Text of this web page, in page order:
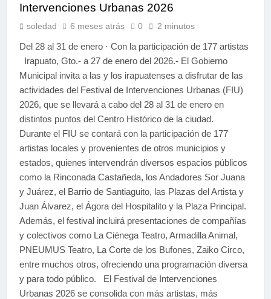
Intervenciones Urbanas 2026
soledad 6 meses atrás 0 2 minutos
Del 28 al 31 de enero · Con la participación de 177 artistas
Irapuato, Gto.- a 27 de enero del 2026.- El Gobierno
Municipal invita a las y los irapuatenses a disfrutar de las
actividades del Festival de Intervenciones Urbanas (FIU)
2026, que se llevará a cabo del 28 al 31 de enero en
distintos puntos del Centro Histórico de la ciudad.
Durante el FIU se contará con la participación de 177
artistas locales y provenientes de otros municipios y
estados, quienes intervendrán diversos espacios públicos
como la Rinconada Castañeda, los Andadores Sor Juana
y Juárez, el Barrio de Santiaguito, las Plazas del Artista y
Juan Álvarez, el Ágora del Hospitalito y la Plaza Principal.
Además, el festival incluirá presentaciones de compañías
y colectivos como La Ciénega Teatro, Armadilla Animal,
PNEUMUS Teatro, La Corte de los Bufones, Zaiko Circo,
entre muchos otros, ofreciendo una programación diversa
y para todo público. El Festival de Intervenciones
Urbanas 2026 se consolida con más artistas, más